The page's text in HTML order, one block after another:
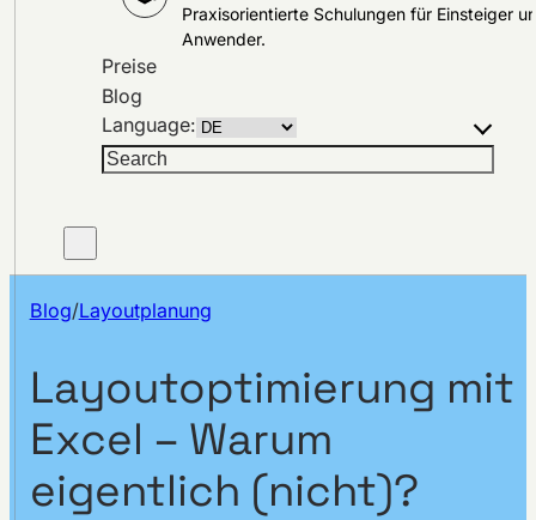
Praxisorientierte Schulungen für Einsteiger
Anwender.
Preise
Blog
Language:
Suchen
Blog/Layoutplanung
Layoutoptimierung mit
Excel – Warum
eigentlich (nicht)?